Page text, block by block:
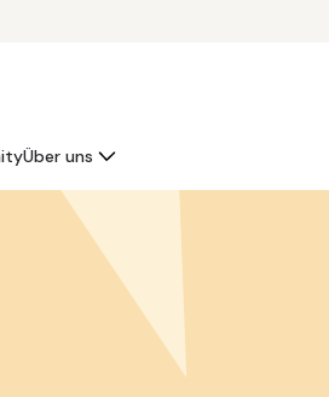
Über uns